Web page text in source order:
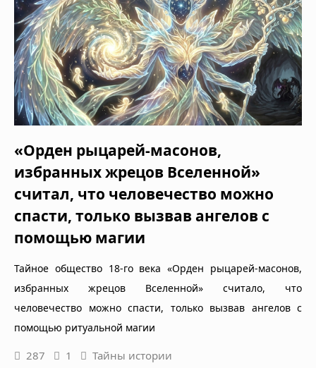
«Орден рыцарей-масонов,
избранных жрецов Вселенной»
считал, что человечество можно
спасти, только вызвав ангелов с
помощью магии
Тайное общество 18-го века «Орден рыцарей-масонов,
избранных жрецов Вселенной» считало, что
человечество можно спасти, только вызвав ангелов с
помощью ритуальной магии
287 1 Тайны истории